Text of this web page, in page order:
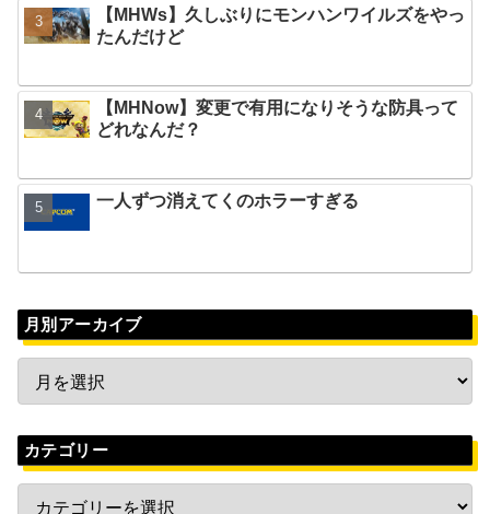
【MHWs】久しぶりにモンハンワイルズをやっ
たんだけど
【MHNow】変更で有用になりそうな防具って
どれなんだ？
一人ずつ消えてくのホラーすぎる
月別アーカイブ
カテゴリー